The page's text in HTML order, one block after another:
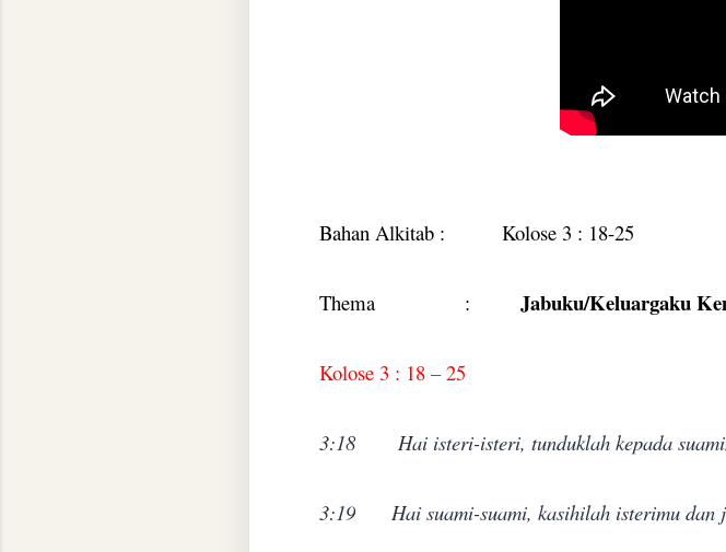
Bahan Alkitab : Kolose 3 : 18-25
Thema : Jabuku/Keluargaku
Kolose 3 : 18 – 25
3:18 Hai isteri-isteri, tunduklah kepada
3:19 Hai suami-suami, kasihilah isterimu dan